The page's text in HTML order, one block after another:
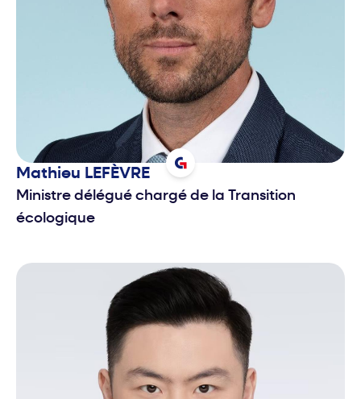
Mathieu LEFÈVRE
Ministre délégué chargé de la Transition
écologique